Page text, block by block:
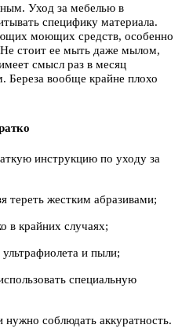
Уход за мебелью в
специфику материала.
моющих средств, особенно
Не стоит ее мыть даже мылом,
смысл раз в месяц
Береза вообще крайне плохо
инструкцию по уходу за
тереть жестким абразивами;
в крайних случаях;
и пыли;
специальную
соблюдать аккуратность.